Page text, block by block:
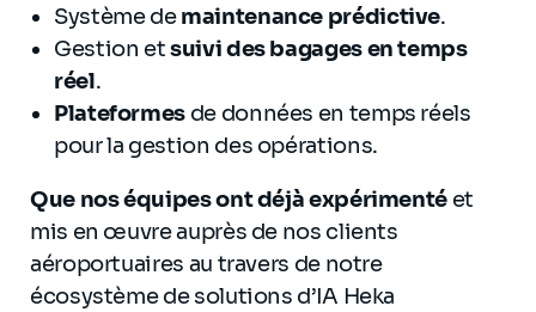
Système demaintenance prédictive.
Gestion etsuivi des bagages en temps
réel.
Plateformes de données en temps réels
pour la gestion des opérations.
Que nos équipes ont déjà expérimenté et
mis en œuvre auprès de nos clients
aéroportuaires au travers de notre
écosystème de solutions d’IA Heka